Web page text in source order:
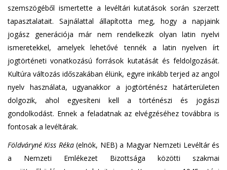
szemszögéből ismertette a levéltári kutatások során szerzett
tapasztalatait. Sajnálattal állapította meg, hogy a napjaink
jogász generációja már nem rendelkezik olyan latin nyelvi
ismeretekkel, amelyek lehetővé tennék a latin nyelven írt
jogtörténeti vonatkozású források kutatását és feldolgozását.
Kultúra változás időszakában élünk, egyre inkább terjed az angol
nyelv használata, ugyanakkor a jogtörténész határterületen
dolgozik, ahol egyesíteni kell a történészi és jogászi
gondolkodást. Ennek a feladatnak az elvégzéséhez továbbra is
fontosak a levéltárak.
Földváryné Kiss Réka(elnök, NEB) a Magyar Nemzeti Levéltár és
a Nemzeti Emlékezet Bizottsága közötti szakmai